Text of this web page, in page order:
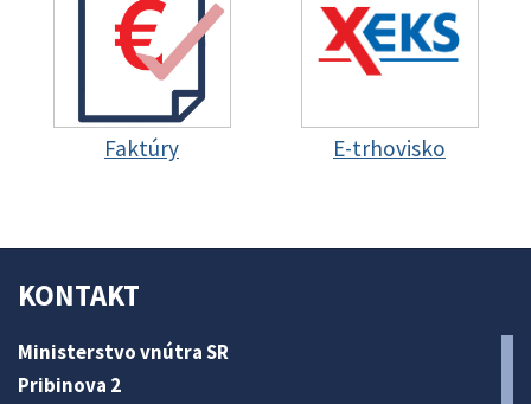
Faktúry E-trhovisko
KONTAKT
Ministerstvo vnútra SR
Pribinova 2